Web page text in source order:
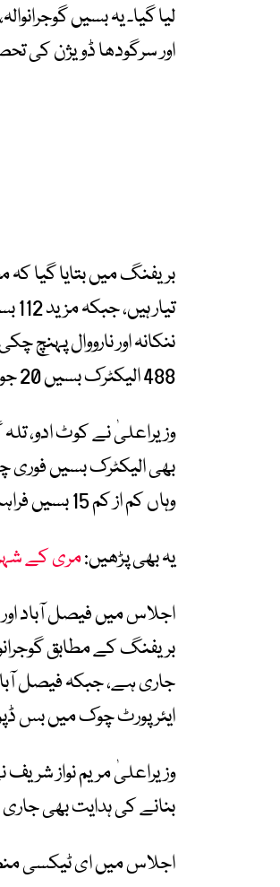
لیا گیا۔ یہ بسیں
اور سرگودھا ڈویژن کی
488 الیکٹرک بسیں 20 جولائی کو چین کی بندرگاہ سے پنجاب روانہ کی جائیں گی۔
وزیراعلیٰ نے کوٹ ادو،
وہاں کم از کم 15 بسیں فراہم کی جائیں۔
یہ بھی پڑھیں:مری کے
اجلاس میں فیصل آباد اور
ایئرپورٹ چوک میں بس
وزیراعلیٰ مریم نواز
بنانے کی ہدایت بھی